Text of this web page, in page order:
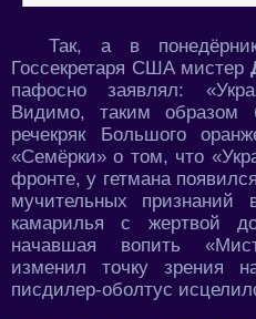
Так, а в
Госсекретаря США мистер
пафосно заявлял:
Видимо, таким образом
речекряк Большого
«Семёрки» о том, что
фронте, у гетмана
мучительных признаний
камарилья с жертвой
начавшая вопить
изменил точку зрения
писдилер-оболтус